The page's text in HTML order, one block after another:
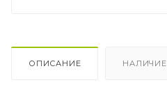
ОПИСАНИЕ НАЛИЧИЕ